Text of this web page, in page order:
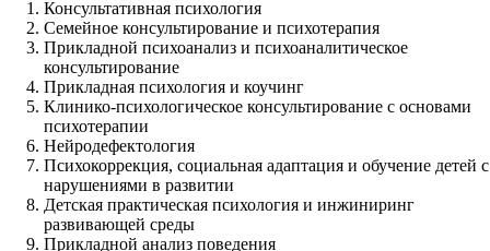
Консультативная психология
Семейное консультирование и психотерапия
Прикладной психоанализ и психоаналитическое
консультирование
Прикладная психология и коучинг
Клинико-психологическое консультирование с основами
психотерапии
Нейродефектология
Психокоррекция, социальная адаптация и обучение детей с
нарушениями в развитии
Детская практическая психология и инжиниринг
развивающей среды
Прикладной анализ поведения